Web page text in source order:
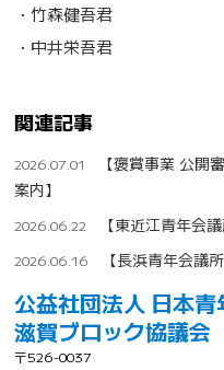
・竹森健吾君
・中井栄吾君
関連記事
2026.07.01
【褒賞事業 公開
案内】
2026.06.22 【東近江青年会
2026.06.16 【長浜青年会議
公益社団法人 日本
滋賀ブロック協議会
〒526-0037